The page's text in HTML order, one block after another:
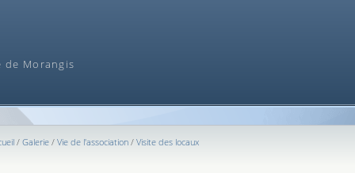
de Morangis
Galerie Vie de l'association Visite des locaux